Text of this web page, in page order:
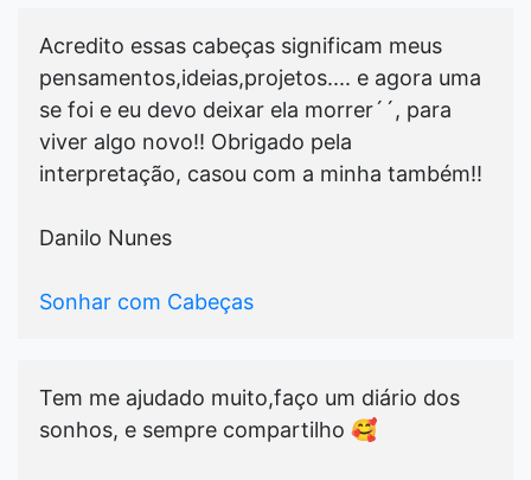
Acredito essas cabeças significam meus
pensamentos,ideias,projetos.... e agora uma
se foi e eu devo deixar ela morrer´´, para
viver algo novo!! Obrigado pela
interpretação, casou com a minha também!!
Danilo Nunes
Sonhar com Cabeças
Tem me ajudado muito,faço um diário dos
sonhos, e sempre compartilho 🥰